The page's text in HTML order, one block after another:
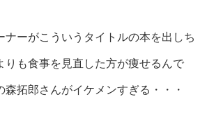
ナーがこういうタイトルの本を出しち
りも食事を見直した方が痩せるんで
拓郎さんがイケメンすぎる・・・